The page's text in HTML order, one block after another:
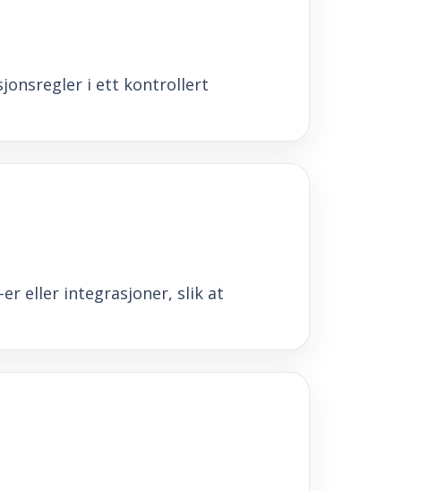
i ett kontrollert
er eller integrasjoner, slik at